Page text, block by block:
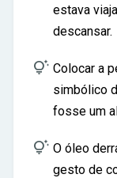
estava
descansar.
 Colocar a
simbólico
fosse um
 O óleo
gesto de